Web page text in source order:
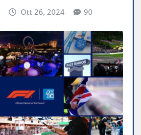
Ott 26, 2024 90